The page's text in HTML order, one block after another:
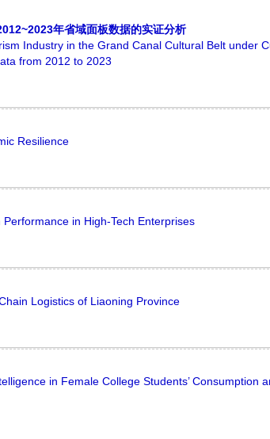
年省域面板数据的实证分析
Industry in the Grand Canal Cultural Belt under
from 2012 to 2023
Resilience
in High-Tech Enterprises
Logistics of Liaoning Province
in Female College Students’ Consumption